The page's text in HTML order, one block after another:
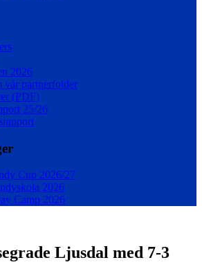
2026
vår partnerfolder
(PDF)
25/26
Cup 2026/27
2026
Camp 2026
Ljusdal med 7-3